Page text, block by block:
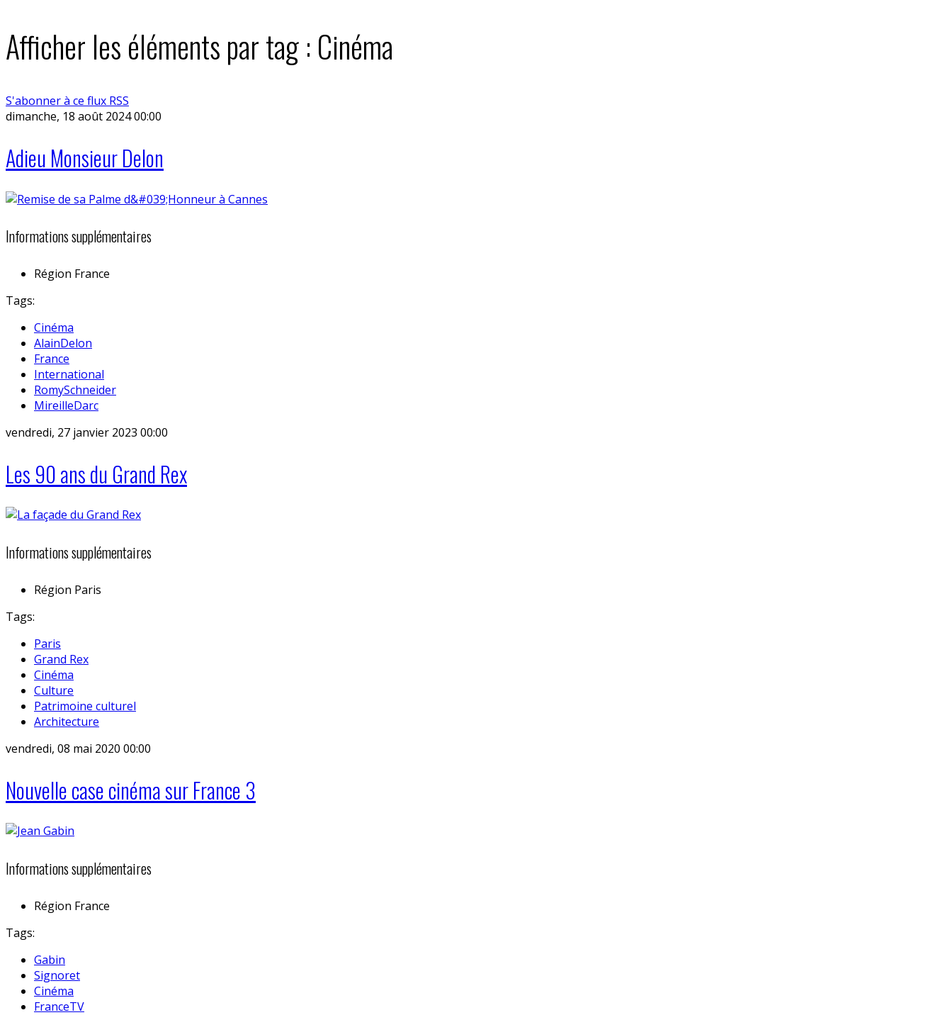
Afficher les éléments par tag : Cinéma
S'abonner à ce flux RSS
dimanche, 18 août 2024 00:00
Adieu Monsieur Delon
Informations supplémentaires
Région France
Tags:
Cinéma
AlainDelon
France
International
RomySchneider
MireilleDarc
vendredi, 27 janvier 2023 00:00
Les 90 ans du Grand Rex
Informations supplémentaires
Région Paris
Tags:
Paris
Grand Rex
Cinéma
Culture
Patrimoine culturel
Architecture
vendredi, 08 mai 2020 00:00
Nouvelle case cinéma sur France 3
Informations supplémentaires
Région France
Tags:
Gabin
Signoret
Cinéma
FranceTV